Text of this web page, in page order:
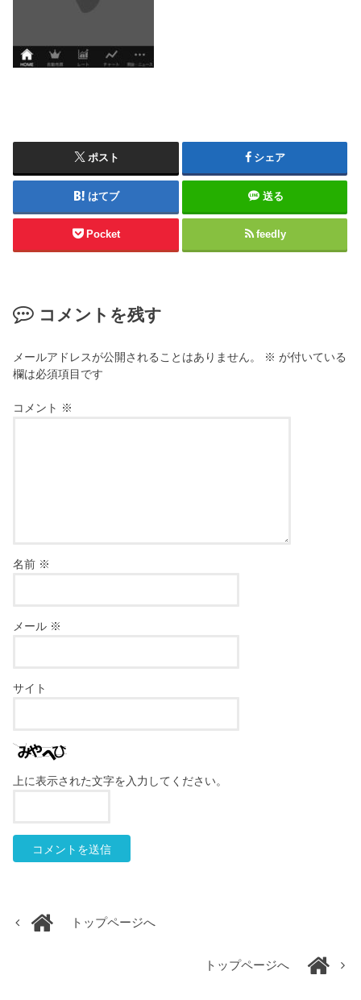
ポスト シェア
はてブ 送る
Pocket feedly
コメントを残す
メールアドレスが公開されることはありません。 ※ が付いている
欄は必須項目です
コメント ※
名前 ※
メール ※
サイト
上に表示された文字を入力してください。
トップページへ
トップページへ